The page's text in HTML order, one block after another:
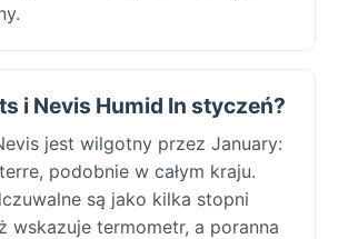
i Nevis Humid In styczeń?
jest wilgotny przez January:
podobnie w całym kraju.
są jako kilka stopni
wskazuje termometr, a poranna